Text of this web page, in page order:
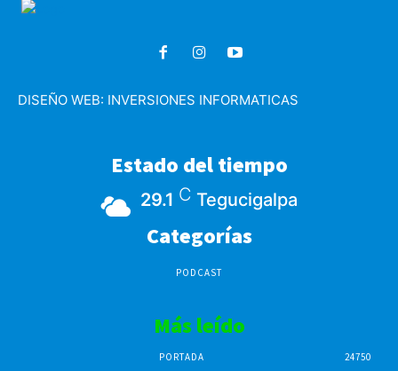
DISEÑO WEB: INVERSIONES INFORMATICAS
Estado del tiempo
29.1 C Tegucigalpa
Categorías
PODCAST
Más leído
PORTADA 24750